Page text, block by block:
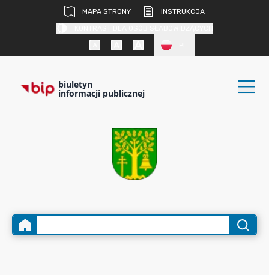
MAPA STRONY
INSTRUKCJA
biuletyn
informacji publicznej